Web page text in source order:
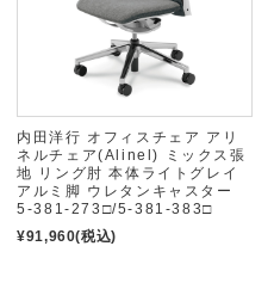
内田洋行 オフィスチェア アリ
ネルチェア(Alinel) ミックス張
地 リング肘 本体ライトグレイ
アルミ脚 ウレタンキャスター
5-381-273□/5-381-383□
¥91,960(税込)